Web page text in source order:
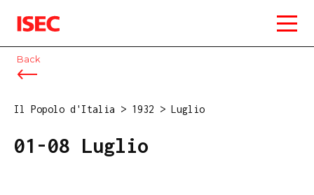
ISEC
Back
Il Popolo d'Italia > 1932 > Luglio
01-08 Luglio